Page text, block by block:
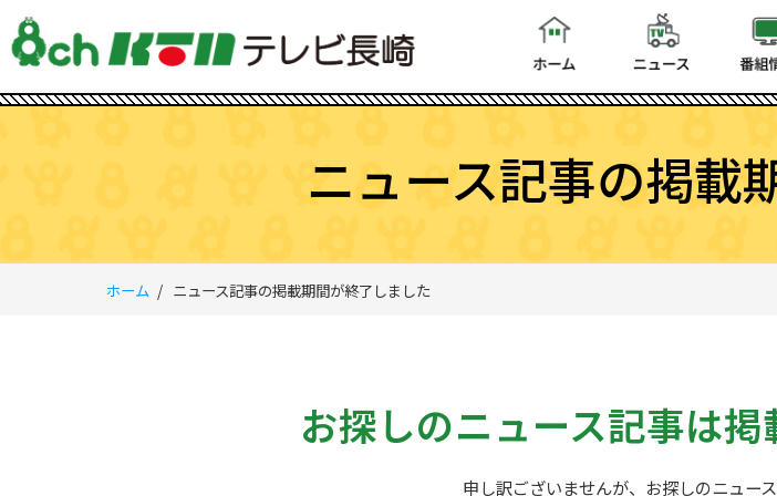
ニュース記事の掲載
ホーム ニュース記事の掲載期間が終了しました
お探しのニュース記事は掲
申し訳ございませんが、お探しのニュー